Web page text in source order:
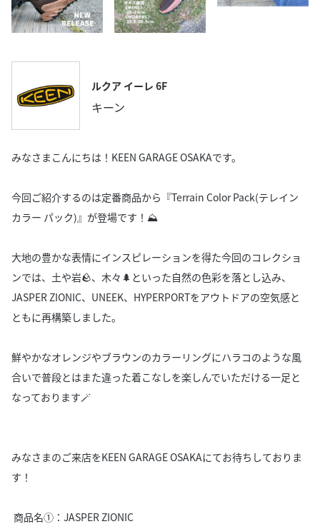
ルクア イーレ 6F
キーン
みなさまこんにちは！KEEN GARAGE OSAKAです。
今回ご紹介するのは定番商品から『Terrain Color Pack(テレイン
カラー パック)』が登場です！⛰️
大地の豊かな表情にインスピレーションを得た今回のコレクショ
ンでは、土や岩🪨、木々🌲といった自然の色彩を落とし込み、
JASPER ZIONIC、UNEEK、HYPERPORTをアウトドアの空気感と
ともに再構築しました。
鮮やかなオレンジやブラウンのカラーリングにハラコのような風
合いで普段とはまた違った着こなしを楽しんでいただける一足と
なっております🪄
みなさまのご来店をKEEN GARAGE OSAKAにてお待ちしておりま
す！
商品名①：JASPER ZIONIC